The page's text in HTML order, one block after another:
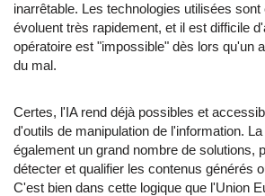
inarrêtable. Les technologies utilisées
évoluent très rapidement, et il est difficile
opératoire est "impossible" dès lors qu'un
du mal.
Certes, l'IA rend déjà possibles et
d'outils de manipulation de l'information.
également un grand nombre de solutions,
détecter et qualifier les contenus générés
C'est bien dans cette logique que l'Union